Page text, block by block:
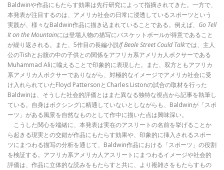
Baldwinや作品にもたらす効果は先行研究によって指摘されてきた。一方で、
本発表が注目するのは、アメリカ社会の日常に浸透しているスポーツという
実践が、様々なBaldwin作品に描き込まれていることである。例えば、 Go Tell
It on the Mountainには登場人物の描写にバスケットボールが得意であること
が繰り返される。また、5作目の長編小説If Beale Street Could Talkでは、主人
公のTishとお腹の中の子供との関係をアフリカ系アメリカ人ボクサーである
Muhammad Aliに喩えることで印象的に表現した。また、双方ともアフリカ
系アメリカ人ボクサーでありながら、対極的なイメージでアメリカ社会に受
け入れられていたFloyd PattersonとCharles Listonの試合の取材を行った
Baldwinは、そうした社会的評価とはまた異なる独特な視点から記事を執筆し
ている。自身はボクシングに精通していないとしながらも、Baldwinが「スポ
ーツ」がある風景を自然なものとして作中に描いた点は興味深い。
こうした関心を端緒に、本発表は実在のアスリートの名前を挙げることか
ら起きる現実との交錯が作品にもたらす効果や、印象的に挿入されるスポー
ツにまつわる描写の分析を通じて、Baldwin作品における「スポーツ」の役割
を検証する。アフリカ系アメリカ人アスリートにまつわるイメージや社会的
評価は、作品に立体的な読みをもたらすと共に、より複雑さをもたらすもの